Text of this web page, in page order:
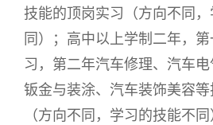
技能的顶岗实习（方向不同
同）；高中以上学制二年，
习，第二年汽车修理、汽车
钣金与装涂、汽车装饰美容
（方向不同，学习的技能不